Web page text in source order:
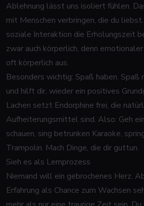
Ablehnung lässt uns isoliert fühlen.
mit Menschen verbringen, die du
soziale Interaktion die Erholungszeit
zwar auch körperlich, denn
oft körperlich aus.
Besonders wichtig: Spaß haben.
und hilft dir, wieder ein positives
Lachen setzt Endorphine frei, die
Aufheiterungsmittel sind. Also: Geh
schauen, sing betrunken Karaoke,
Trampolin. Mach Dinge, die dir guttun.
Sieh es als Lernprozess
Niemand will ein gebrochenes Herz.
Erfahrung als Chance zum Wachsen